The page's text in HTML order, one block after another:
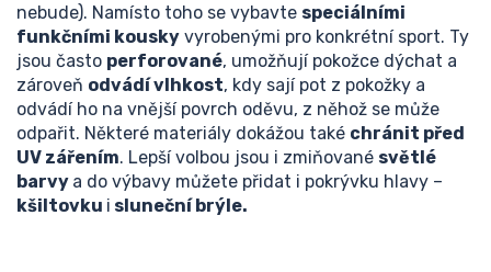
nebude). Namísto toho se vybavte speciálními
funkčními kousky vyrobenými pro konkrétní sport. Ty
jsou často perforované, umožňují pokožce dýchat a
zároveň odvádí vlhkost, kdy sají pot z pokožky a
odvádí ho na vnější povrch oděvu, z něhož se může
odpařit. Některé materiály dokážou také chránit před
UV zářením. Lepší volbou jsou i zmiňované světlé
barvy a do výbavy můžete přidat i pokrývku hlavy –
kšiltovku i sluneční brýle.